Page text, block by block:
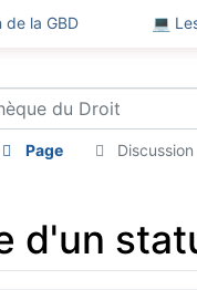
de la GBD 💻
Page Discussion
d'un